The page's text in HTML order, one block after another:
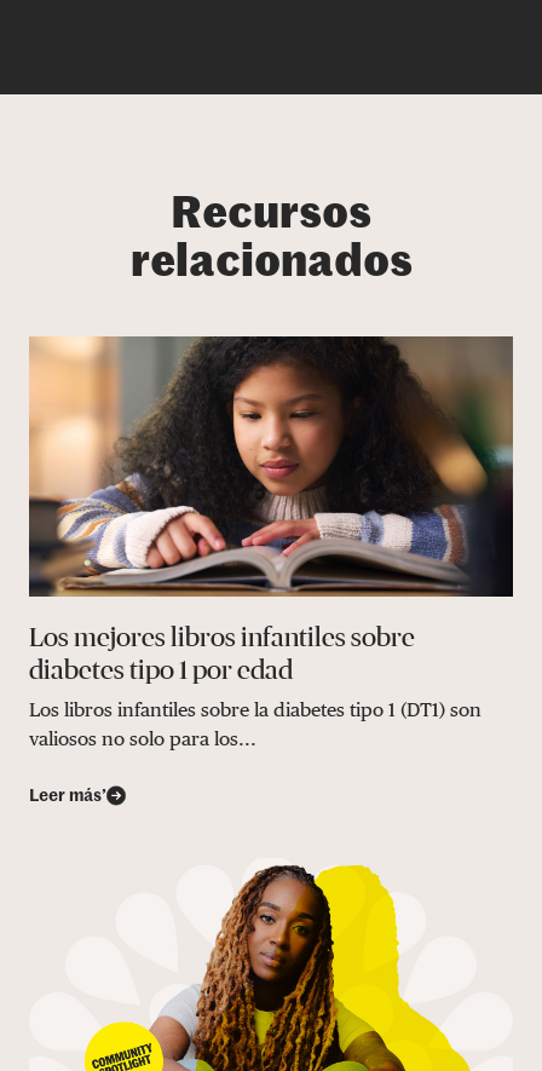
Recursos
relacionados
Los mejores libros infantiles sobre
diabetes tipo 1 por edad
Los libros infantiles sobre la diabetes tipo 1 (DT1) son
valiosos no solo para los...
Leer más’